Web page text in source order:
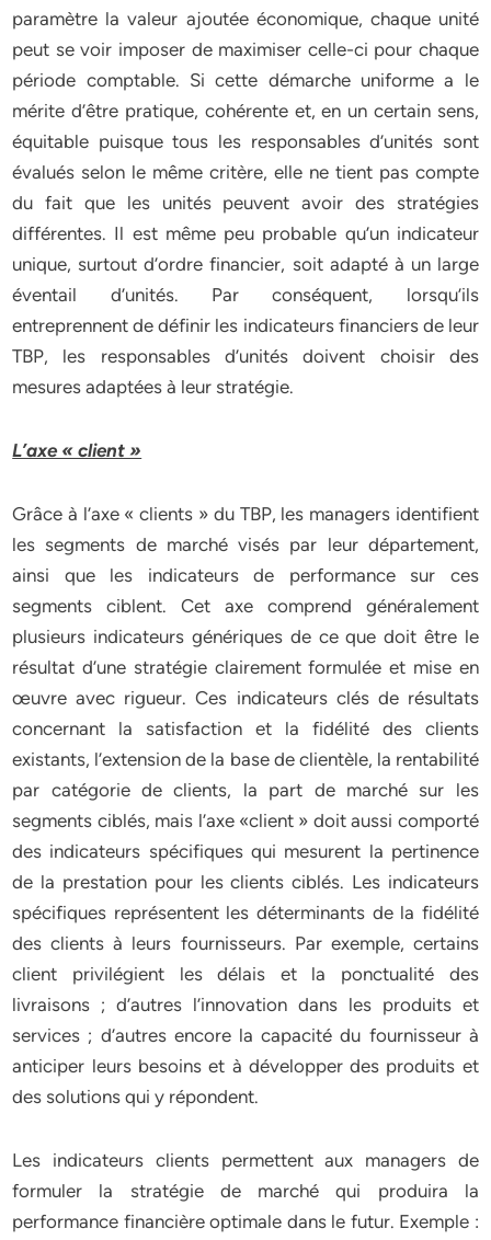
paramètre la valeur ajoutée économique, chaque unité
peut se voir imposer de maximiser celle-ci pour chaque
période comptable. Si cette démarche uniforme a le
mérite d’être pratique, cohérente et, en un certain sens,
équitable puisque tous les responsables d’unités sont
évalués selon le même critère, elle ne tient pas compte
du fait que les unités peuvent avoir des stratégies
différentes. Il est même peu probable qu’un indicateur
unique, surtout d’ordre financier, soit adapté à un large
éventail d’unités. Par conséquent, lorsqu’ils
entreprennent de définir les indicateurs financiers de leur
TBP, les responsables d’unités doivent choisir des
mesures adaptées à leur stratégie.
L’axe « client »
Grâce à l’axe « clients » du TBP, les managers identifient
les segments de marché visés par leur département,
ainsi que les indicateurs de performance sur ces
segments ciblent. Cet axe comprend généralement
plusieurs indicateurs génériques de ce que doit être le
résultat d’une stratégie clairement formulée et mise en
œuvre avec rigueur. Ces indicateurs clés de résultats
concernant la satisfaction et la fidélité des clients
existants, l’extension de la base de clientèle, la rentabilité
par catégorie de clients, la part de marché sur les
segments ciblés, mais l’axe «client » doit aussi comporté
des indicateurs spécifiques qui mesurent la pertinence
de la prestation pour les clients ciblés. Les indicateurs
spécifiques représentent les déterminants de la fidélité
des clients à leurs fournisseurs. Par exemple, certains
client privilégient les délais et la ponctualité des
livraisons ; d’autres l’innovation dans les produits et
services ; d’autres encore la capacité du fournisseur à
anticiper leurs besoins et à développer des produits et
des solutions qui y répondent.
Les indicateurs clients permettent aux managers de
formuler la stratégie de marché qui produira la
performance financière optimale dans le futur. Exemple :